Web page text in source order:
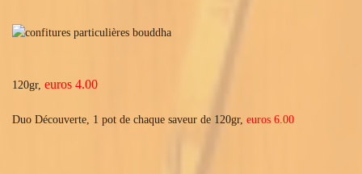
120gr, euros 4.00
Duo Découverte, 1 pot de chaque saveur de 120gr, euros 6.00